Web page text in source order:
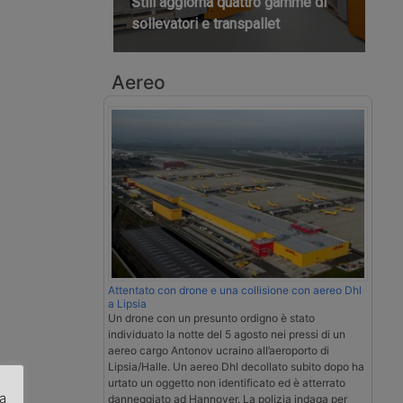
sollevatori e transpallet
Aereo
Attentato con drone e una collisione con aereo Dhl
a Lipsia
Un drone con un presunto ordigno è stato
individuato la notte del 5 agosto nei pressi di un
aereo cargo Antonov ucraino all’aeroporto di
Lipsia/Halle. Un aereo Dhl decollato subito dopo ha
urtato un oggetto non identificato ed è atterrato
danneggiato ad Hannover. La polizia indaga per